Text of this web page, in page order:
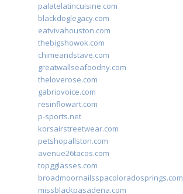
palatelatincuisine.com
blackdoglegacy.com
eatvivahouston.com
thebigshowok.com
chimeandstave.com
greatwallseafoodny.com
theloverose.com
gabriovoice.com
resinflowart.com
p-sports.net
korsairstreetwear.com
petshopallston.com
avenue26tacos.com
topgglasses.com
broadmoornailsspacoloradosprings.com
missblackpasadena.com